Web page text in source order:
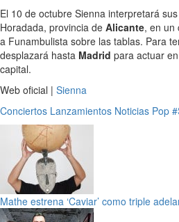
El 10 de octubre Sienna interpretará
Horadada, provincia de Alicante, en un
a Funambulista sobre las tablas. Para
desplazará hasta Madrid para actuar
capital.
Web oficial | Sienna
Conciertos Lanzamientos Noticias Pop
Mathe estrena ‘Caviar’ como triple